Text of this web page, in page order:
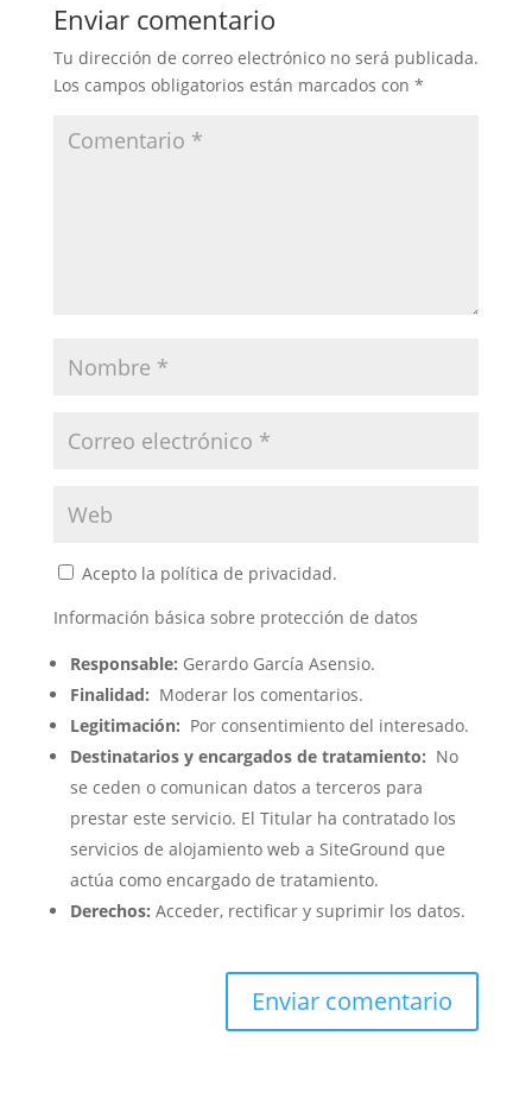
Enviar comentario
Tu dirección de correo electrónico no será publicada.
Los campos obligatorios están marcados con *
Acepto la política de privacidad.
Información básica sobre protección de datos
Responsable: Gerardo García Asensio.
Finalidad: Moderar los comentarios.
Legitimación: Por consentimiento del interesado.
Destinatarios y encargados de tratamiento: No
se ceden o comunican datos a terceros para
prestar este servicio. El Titular ha contratado los
servicios de alojamiento web a SiteGround que
actúa como encargado de tratamiento.
Derechos: Acceder, rectificar y suprimir los datos.